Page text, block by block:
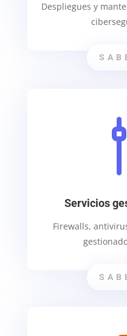
Despliegues y
Servicios
Firewalls,